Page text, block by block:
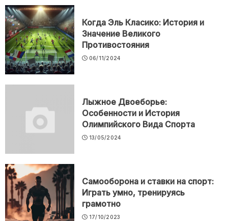
Когда Эль Класико: История и
Значение Великого
Противостояния
06/11/2024
Лыжное Двоеборье:
Особенности и История
Олимпийского Вида Спорта
13/05/2024
Самооборона и ставки на спорт:
Играть умно, тренируясь
грамотно
17/10/2023